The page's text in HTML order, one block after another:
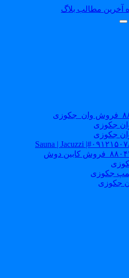
مطالب بلاگ
جکوزی
جکوزی
جکوزی